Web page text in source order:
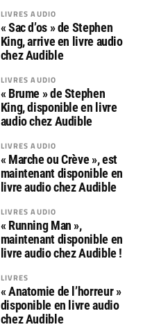
LIVRES AUDIO
« Sac d’os » de Stephen
King, arrive en livre audio
chez Audible
LIVRES AUDIO
« Brume » de Stephen
King, disponible en livre
audio chez Audible
LIVRES AUDIO
« Marche ou Crève », est
maintenant disponible en
livre audio chez Audible
LIVRES AUDIO
« Running Man »,
maintenant disponible en
livre audio chez Audible !
LIVRES
« Anatomie de l’horreur »
disponible en livre audio
chez Audible